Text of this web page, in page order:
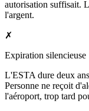
autorisation suffisait.
l'argent.
✗
Expiration silencieuse
L'ESTA dure deux
Personne ne reçoit
l'aéroport, trop tard